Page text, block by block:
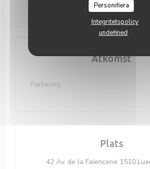
Personifiera
Integritetspolicy
undefined
Åtkomst
Parkering
Plats
42 Av. de la Faiencerie 1510